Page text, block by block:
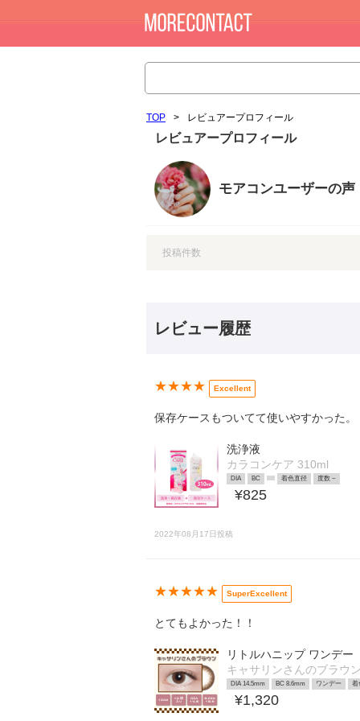
TOP > レビュアープロフィール
レビュアープロフィール
モアコンユーザーの声
投稿件数
レビュー履歴
★★★★ Excellent
保存ケースもついてて使いやすかった。
洗浄液
カラコンケア 310ml
DIA BC 着色直径 度数 ~
¥825
2022年08月17日投稿
★★★★★ SuperExcellent
とてもよかった！！
リトルハニップ ワンデー
キャサリンさんのブラウン
DIA 14.5mm BC 8.6mm ワンデー 着
¥1,320